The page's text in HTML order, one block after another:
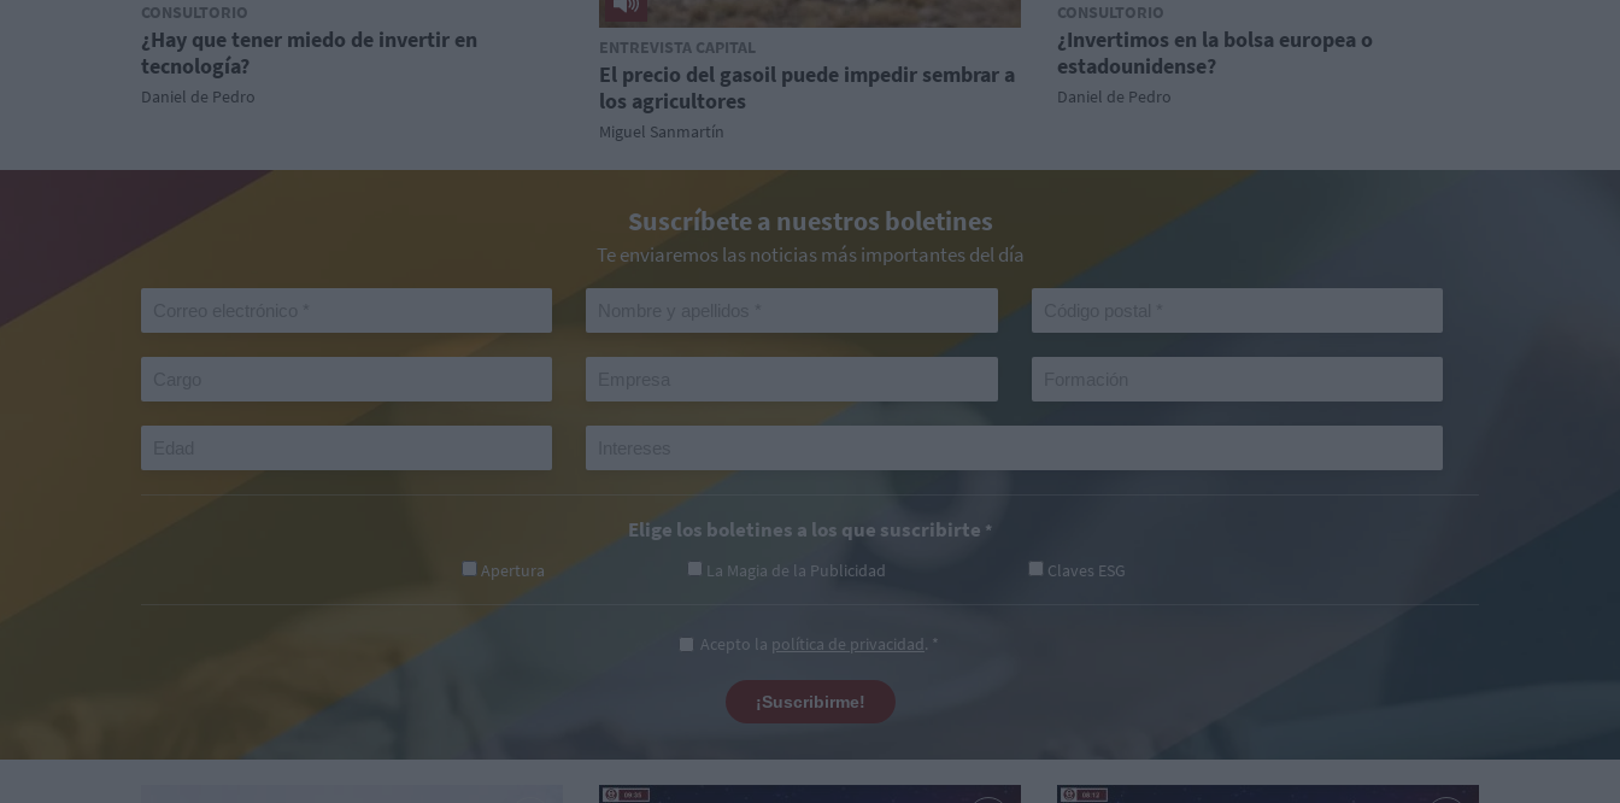
CONSULTORIO
¿Hay que tener miedo de invertir en
tecnología?
Daniel de Pedro
ENTREVISTA CAPITAL
El precio del gasoil puede impedir sembrar a
los agricultores
Miguel Sanmartín
CONSULTORIO
¿Invertimos en la bolsa europea o
estadounidense?
Daniel de Pedro
Suscríbete a nuestros boletines
Te enviaremos las noticias más importantes del día
Elige los boletines a los que suscribirte *
Apertura
La Magia de la Publicidad Claves ESG
Acepto la política de privacidad. *
¡Suscribirme!